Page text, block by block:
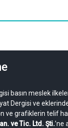
basın meslek
Dergisi ve
ve grafiklerin telif
ve Tic. Ltd. Şti.’ne